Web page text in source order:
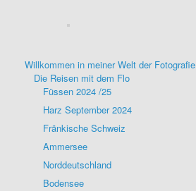
Willkommen in meiner Welt der Fotografie
Die Reisen mit dem Flo
Füssen 2024 /25
Harz September 2024
Fränkische Schweiz
Ammersee
Norddeutschland
Bodensee